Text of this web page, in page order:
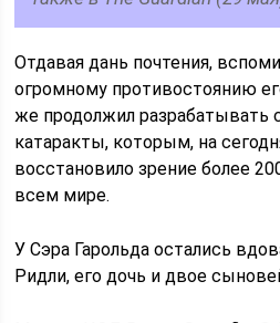
Отдавая дань почтения,
огромному противостоянию
же продолжил разрабатывать
катаракты, которым, на
восстановило зрение более
всем мире.
У Сэра Гарольда остались
Ридли, его дочь и двое